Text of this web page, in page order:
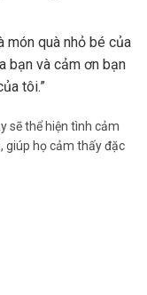
món quà nhỏ bé của
bạn và cảm ơn bạn
tôi.”
sẽ thể hiện tình cảm
giúp họ cảm thấy đặc